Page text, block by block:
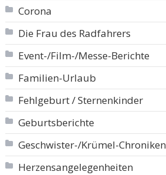
Corona
Die Frau des Radfahrers
Event-/Film-/Messe-Berichte
Familien-Urlaub
Fehlgeburt / Sternenkinder
Geburtsberichte
Geschwister-/Krümel-Chroniken
Herzensangelegenheiten